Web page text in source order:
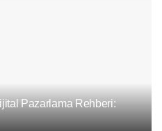
Pazarlama Rehberi: